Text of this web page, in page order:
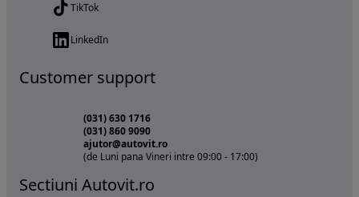
TikTok
LinkedIn
Customer support
(031) 630 1716
(031) 860 9090
ajutor@autovit.ro
(de Luni pana Vineri intre 09:00 - 17:00)
Sectiuni Autovit.ro